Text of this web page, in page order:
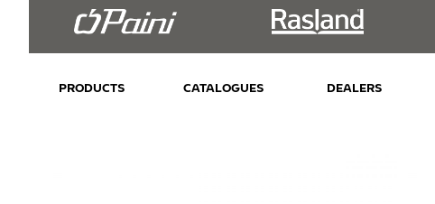
PRODUCTS CATALOGUES DEALERS